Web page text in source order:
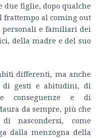
figlie, dopo qualche
frattempo al coming out
e familiari dei
della madre e del suo
differenti, ma anche
gesti e abitudini, di
conseguenze e di
da sempre, più che
nascondersi, come
dalla menzogna della